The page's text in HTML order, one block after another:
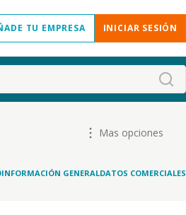
TU EMPRESA INICIAR SESIÓN
Mas opciones
INFORMACIÓN GENERALDATOS COMERCIALES